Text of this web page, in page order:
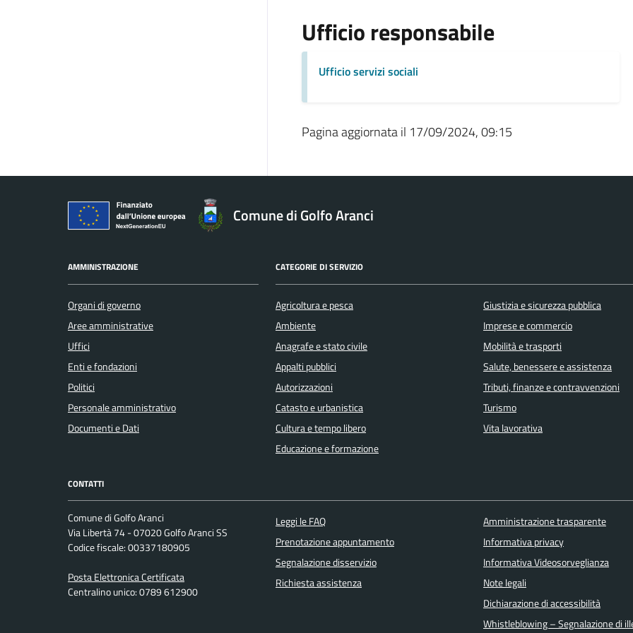
Ufficio responsabile
Ufficio servizi sociali
Pagina aggiornata il 17/09/2024, 09:15
Comune di Golfo Aranci
AMMINISTRAZIONE
Organi di governo
Aree amministrative
Uffici
Enti e fondazioni
Politici
Personale amministrativo
Documenti e Dati
CATEGORIE DI SERVIZIO
Agricoltura e pesca
Ambiente
Anagrafe e stato civile
Appalti pubblici
Autorizzazioni
Catasto e urbanistica
Cultura e tempo libero
Educazione e formazione
Giustizia e sicurezza pubblica
Imprese e commercio
Mobilità e trasporti
Salute, benessere e assistenza
Tributi, finanze e contravvenzioni
Turismo
Vita lavorativa
CONTATTI
Comune di Golfo Aranci
Via Libertà 74 - 07020 Golfo Aranci SS
Codice fiscale: 00337180905
Posta Elettronica Certificata
Centralino unico: 0789 612900
Leggi le FAQ
Prenotazione appuntamento
Segnalazione disservizio
Richiesta assistenza
Amministrazione trasparente
Informativa privacy
Informativa Videosorveglianza
Note legali
Dichiarazione di accessibilità
Whistleblowing – Segnalazione di